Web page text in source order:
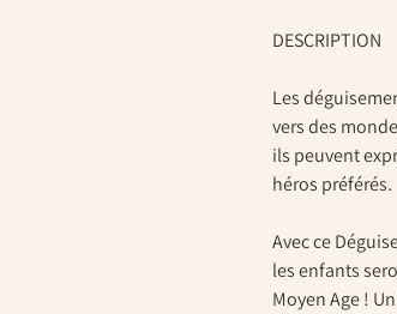
DESCRIPTION
Les
vers des
ils peuvent
héros préférés.
Avec ce
les enfants
Moyen Age !